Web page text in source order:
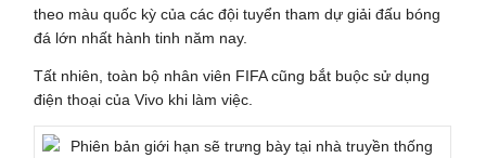
theo màu quốc kỳ của các đội tuyển tham dự giải đấu bóng
đá lớn nhất hành tinh năm nay.
Tất nhiên, toàn bộ nhân viên FIFA cũng bắt buộc sử dụng
điện thoại của Vivo khi làm việc.